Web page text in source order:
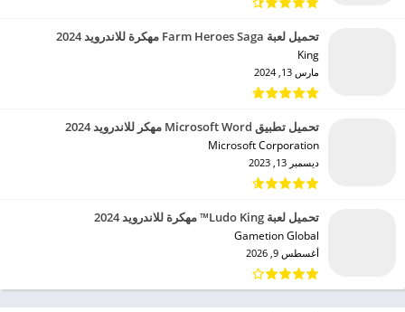
تحميل لعبة Farm Heroes Saga مهكرة للاندرويد 2024
King‏
مارس 13, 2024
تحميل تطبيق Microsoft Word مهكر للاندرويد 2024
Microsoft Corporation‏
ديسمبر 13, 2023
تحميل لعبة Ludo King™ مهكرة للاندرويد 2024
Gametion Global‏
أغسطس 9, 2026